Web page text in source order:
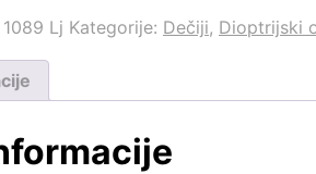
1089 Lj Kategorije: Dečiji, Dioptrijski